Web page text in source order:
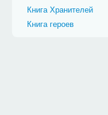
Книга Хранителей
Книга героев